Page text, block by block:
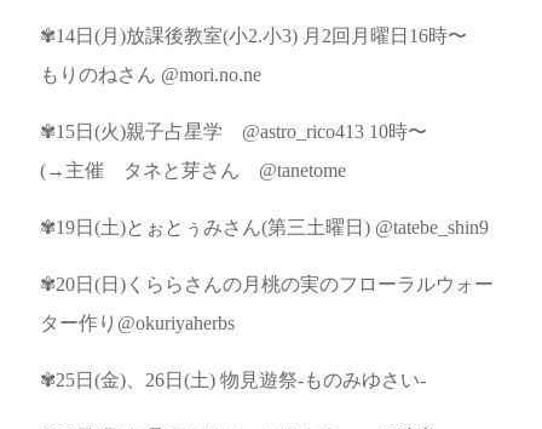
✾14日(月)放課後教室(小2.小3) 月2回月曜日16時〜
もりのねさん @mori.no.ne
✾15日(火)親子占星学 @astro_rico413 10時〜
(→主催 タネと芽さん @tanetome
✾19日(土)とぉとぅみさん(第三土曜日) @tatebe_shin9
✾20日(日)くららさんの月桃の実のフローラルウォー
ター作り@okuriyaherbs
✾25日(金)、26日(土) 物見遊祭-ものみゆさい-